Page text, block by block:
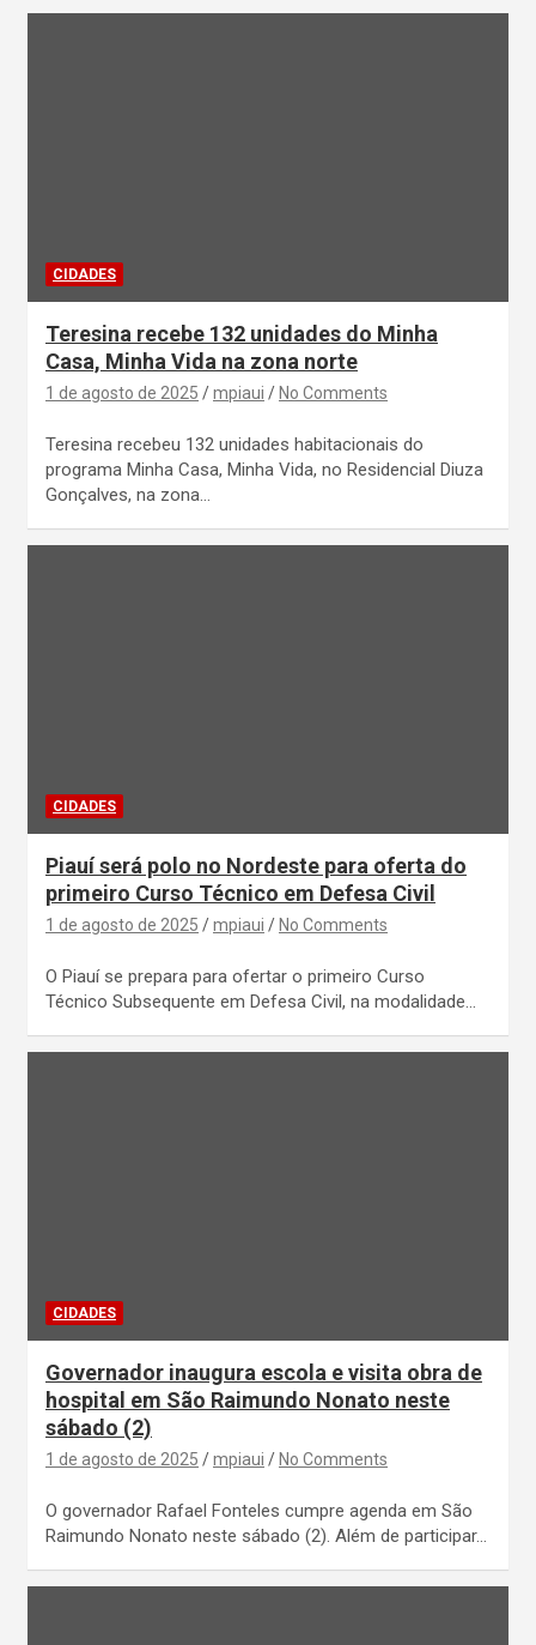
CIDADES
Teresina recebe 132 unidades do Minha
Casa, Minha Vida na zona norte
1 de agosto de 2025 mpiaui No Comments
Teresina recebeu 132 unidades habitacionais do
programa Minha Casa, Minha Vida, no Residencial Diuza
Gonçalves, na zona…
CIDADES
Piauí será polo no Nordeste para oferta do
primeiro Curso Técnico em Defesa Civil
1 de agosto de 2025 mpiaui No Comments
O Piauí se prepara para ofertar o primeiro Curso
Técnico Subsequente em Defesa Civil, na modalidade…
CIDADES
Governador inaugura escola e visita obra de
hospital em São Raimundo Nonato neste
sábado (2)
1 de agosto de 2025 mpiaui No Comments
O governador Rafael Fonteles cumpre agenda em São
Raimundo Nonato neste sábado (2). Além de participar…